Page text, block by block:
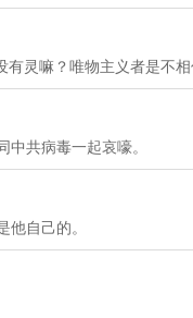
有灵嘛？唯物主义者是不
共病毒一起哀嚎。
他自己的。